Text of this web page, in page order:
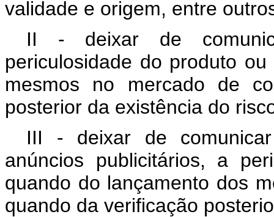
validade e origem, entre
II - deixar de
periculosidade do produto
mesmos no mercado de
posterior da existência do
III - deixar de
anúncios publicitários, a
quando do lançamento dos
quando da verificação